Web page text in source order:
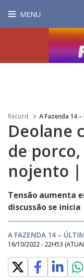
MENU
Record A Fazenda 14
Deolane
de
nojento |
Tensão aumenta
discussão se inicia
A FAZENDA 14 –
16/10/2022 - 22H53